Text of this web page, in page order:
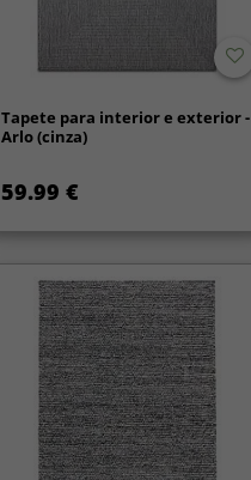
Tapete para interior e exterior -
Arlo (cinza)
59.99 €